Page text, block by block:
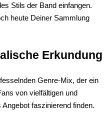
Stils der Band einfangen.
heute Deiner Sammlung
Erkundung
Genre-Mix, der ein
von vielfältigen und
faszinierend finden.